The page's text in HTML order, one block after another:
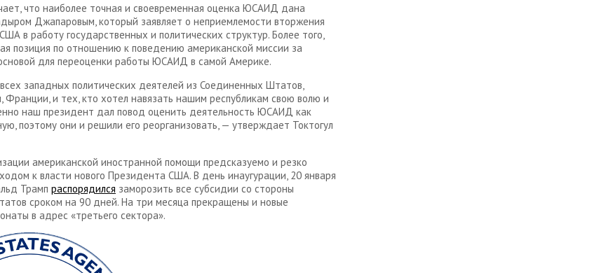
что наиболее точная и своевременная оценка ЮСАИД дана
Джапаровым, который заявляет о неприемлемости вторжения
в работу государственных и политических структур. Более того,
позиция по отношению к поведению американской миссии за
для переоценки работы ЮСАИД в самой Америке.
западных политических деятелей из Соединенных Штатов,
Франции, и тех, кто хотел навязать нашим республикам свою волю и
наш президент дал повод оценить деятельность ЮСАИД как
поэтому они и решили его реорганизовать, — утверждает Токтогул
американской иностранной помощи предсказуемо и резко
к власти нового Президента США. В день инаугурации, 20 января
Трамп распорядился заморозить все субсидии со стороны
сроком на 90 дней. На три месяца прекращены и новые
в адрес «третьего сектора».